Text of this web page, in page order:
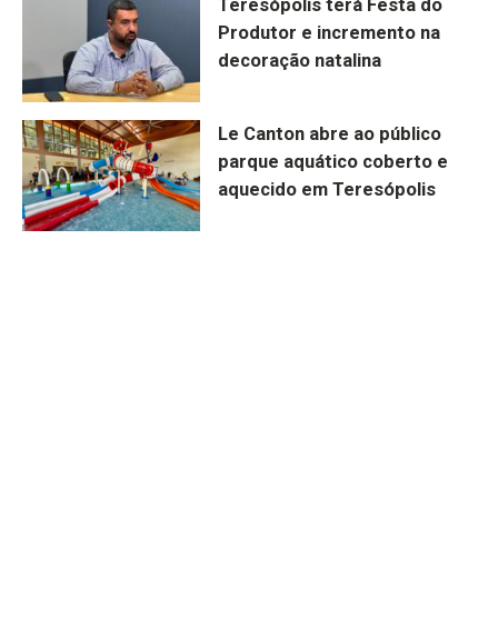
Teresópolis terá Festa do
Produtor e incremento na
decoração natalina
Le Canton abre ao público
parque aquático coberto e
aquecido em Teresópolis